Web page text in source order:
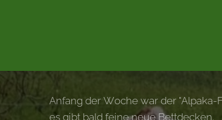
Anfang der Woche war der "Alpaka-
es gibt bald feine neue Bettdecken.